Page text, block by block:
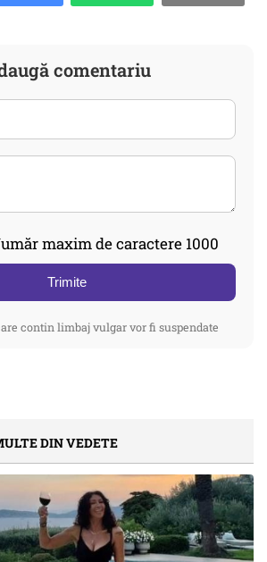
comentariu
maxim de caractere 1000
Trimite
contin limbaj vulgar vor fi suspendate
DIN VEDETE